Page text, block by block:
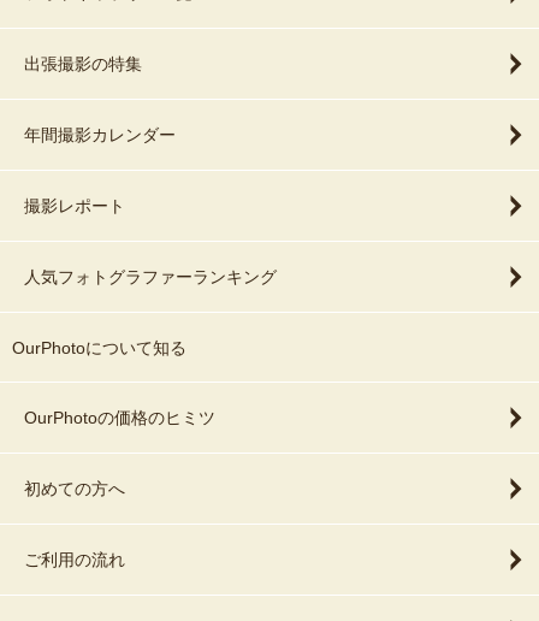
出張撮影の特集
年間撮影カレンダー
撮影レポート
人気フォトグラファーランキング
OurPhotoについて知る
OurPhotoの価格のヒミツ
初めての方へ
ご利用の流れ